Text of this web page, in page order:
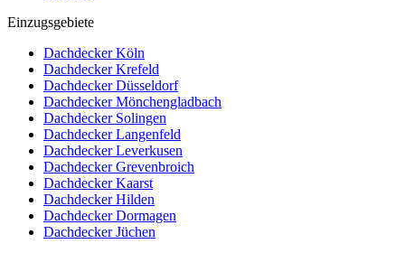
Einzugsgebiete
Dachdecker Köln
Dachdecker Krefeld
Dachdecker Düsseldorf
Dachdecker Mönchengladbach
Dachdecker Solingen
Dachdecker Langenfeld
Dachdecker Leverkusen
Dachdecker Grevenbroich
Dachdecker Kaarst
Dachdecker Hilden
Dachdecker Dormagen
Dachdecker Jüchen